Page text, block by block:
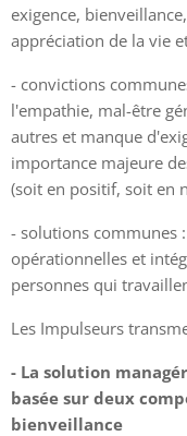
exigence,
appréciation de la vie
- convictions
l'empathie, mal-être
autres et manque
importance majeure
(soit en positif, soit en
- solutions communes
opérationnelles et
personnes qui
Les Impulseurs
- La solution
basée sur deux
bienveillance